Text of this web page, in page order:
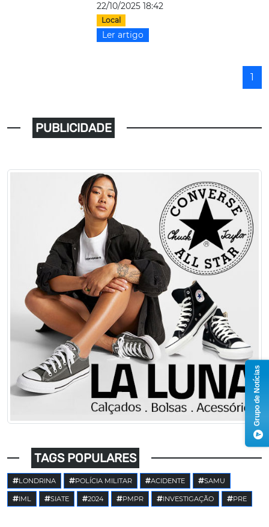
22/10/2025 18:42
Local
Ler artigo
1
PUBLICIDADE
TAGS POPULARES
LONDRINA POLÍCIA MILITAR ACIDENTE SAMU
IML SIATE 2024 PMPR INVESTIGAÇÃO PRE
Grupo de Notícias